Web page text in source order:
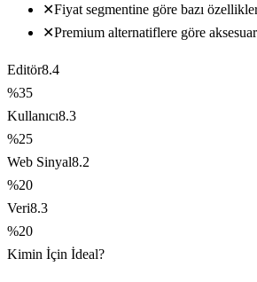
✕Fiyat segmentine göre bazı özellikler
✕Premium alternatiflere göre
Editör8.4
%35
Kullanıcı8.3
%25
Web Sinyal8.2
%20
Veri8.3
%20
Kimin İçin İdeal?